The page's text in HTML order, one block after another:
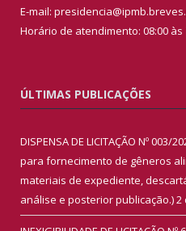
E-mail:
Horário de atendimento: 08:00 às
ÚLTIMAS PUBLICAÇÕES
DISPENSA DE LICITAÇÃO Nº
para fornecimento de gêneros
materiais de expediente,
análise e posterior publicação.)2